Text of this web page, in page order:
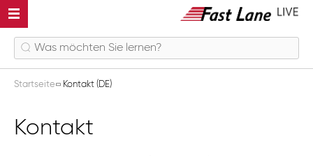
Startseite Kontakt (DE)
Kontakt